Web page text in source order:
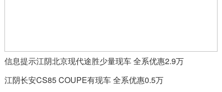
信息提示江阴北京现代途胜少量现车 全系优惠2.9万
江阴长安CS85 COUPE有现车 全系优惠0.5万